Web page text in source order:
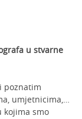
u stvarne
poznatim
umjetnicima,…
kojima smo